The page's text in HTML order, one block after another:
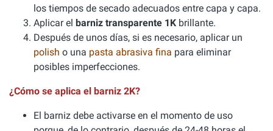
los tiempos de secado adecuados entre capa y capa.
Aplicar el barniz transparente 1K brillante.
Después de unos días, si es necesario, aplicar un
polish o una pasta abrasiva fina para eliminar
posibles imperfecciones.
¿Cómo se aplica el barniz 2K?
El barniz debe activarse en el momento de uso